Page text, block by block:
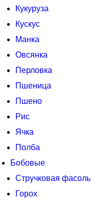
Кукуруза
Кускус
Манка
Овсянка
Перловка
Пшеница
Пшено
Рис
Ячка
Полба
Бобовые
Стручковая фасоль
Горох